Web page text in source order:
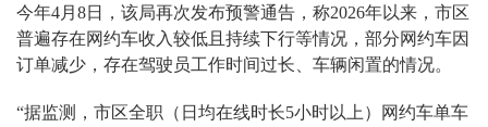
今年4月8日，该局再次发布预警通告，称2026年以来，市区
普遍存在网约车收入较低且持续下行等情况，部分网约车因
订单减少，存在驾驶员工作时间过长、车辆闲置的情况。
“据监测，市区全职（日均在线时长5小时以上）网约车单车